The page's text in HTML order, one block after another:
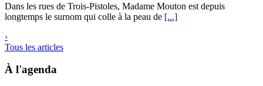
Dans les rues de Trois-Pistoles, Madame Mouton est depuis
longtemps le surnom qui colle à la peau de [...]
›
Tous les articles
À l'agenda